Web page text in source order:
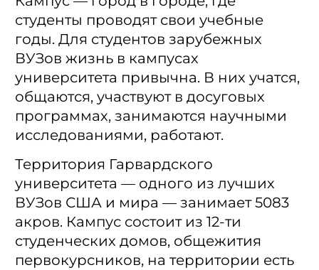
студенты проводят свои учебные
годы. Для студентов зарубежных
ВУЗов жизнь в кампусах
университета привычна. В них учатся,
общаются, участвуют в досуговых
программах, занимаются научными
исследованиями, работают.
Территория Гарвардского
университета — одного из лучших
ВУЗов США и мира — занимает 5083
акров. Кампус состоит из 12-ти
студенческих домов, общежития
первокурсников, на территории есть